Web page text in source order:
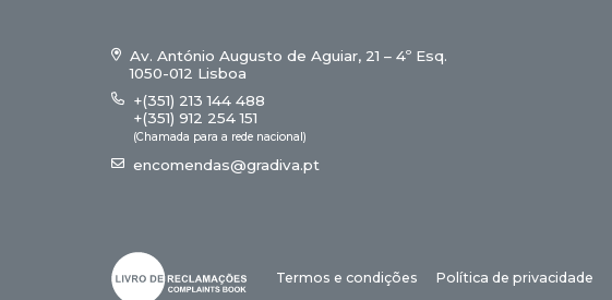
Av. António Augusto de Aguiar, 21 – 4º Esq.
1050-012 Lisboa
+(351) 213 144 488
+(351) 912 254 151
(Chamada para a rede nacional)
encomendas@gradiva.pt
Termos e condições Política de privacidade